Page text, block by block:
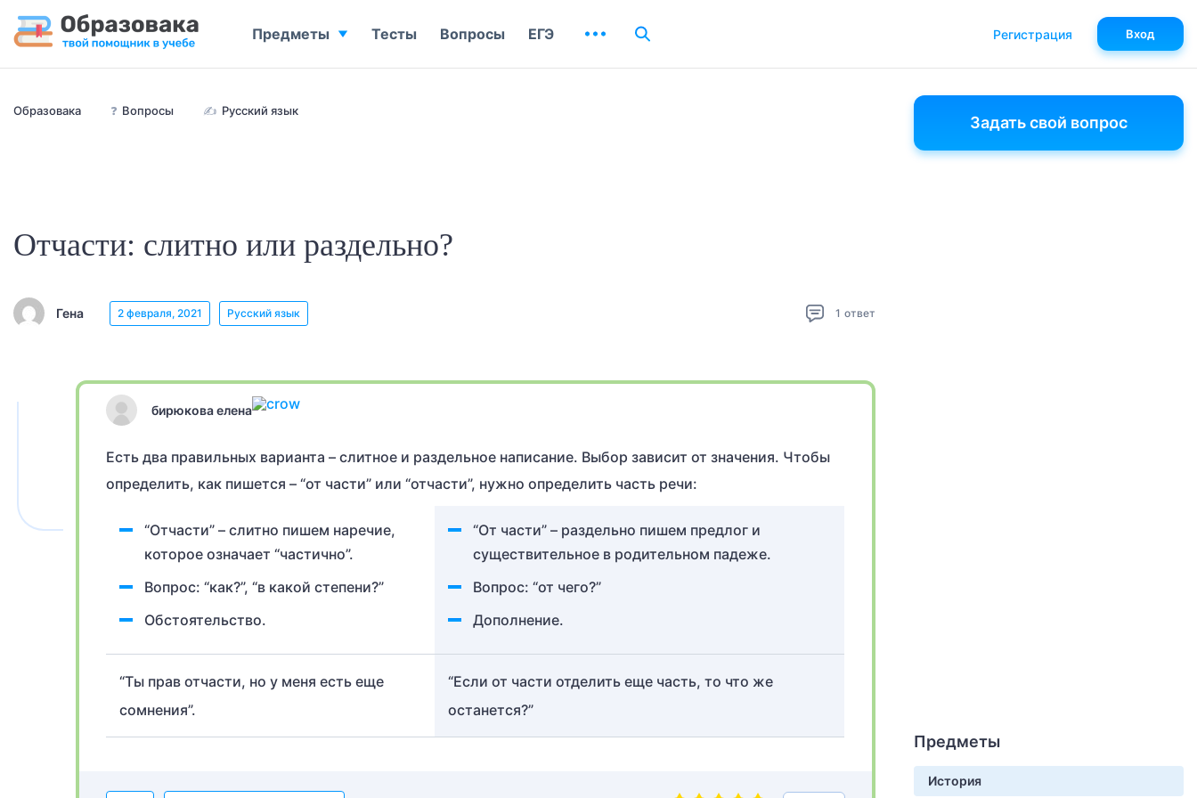
Образовака ❓ Вопросы ✍ Русский язык
Отчасти: слитно или раздельно?
Гена 2 февраля, 2021 Русский язык 1 ответ
бирюкова елена
Есть два правильных варианта – слитное и раздельное написание. Выбор зависит от значения. Чтобы
определить, как пишется – “от части” или “отчасти”, нужно определить часть речи:
“Отчасти” – слитно пишем наречие,
которое означает “частично”.
Вопрос: “как?”, “в какой степени?”
Обстоятельство.
“От части” – раздельно пишем предлог и
существительное в родительном падеже.
Вопрос: “от чего?”
Дополнение.
“Ты прав отчасти, но у меня есть еще
сомнения”.
“Если от части отделить еще часть, то что же
останется?”
Задать свой вопрос
Предметы
История
Предметы Тесты Вопросы ЕГЭ Регистрация Вход